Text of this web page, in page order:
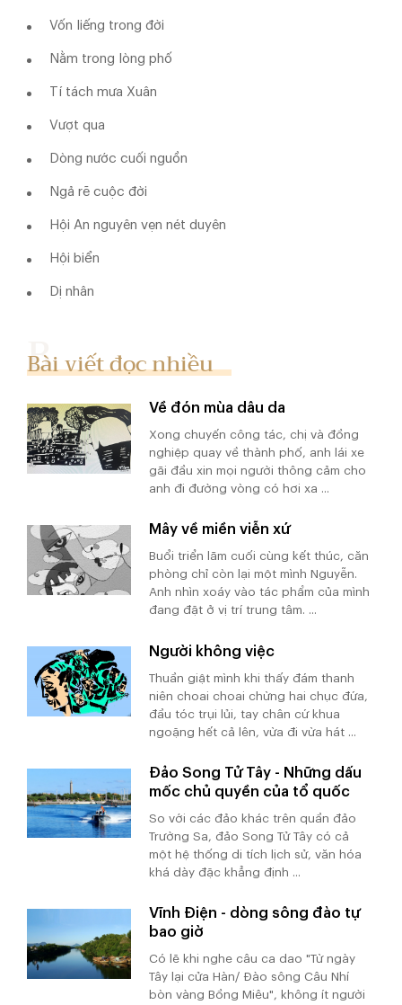
Vốn liếng trong đời
Nằm trong lòng phố
Tí tách mưa Xuân
Vượt qua
Dòng nước cuối nguồn
Ngả rẽ cuộc đời
Hội An nguyên vẹn nét duyên
Hội biển
Dị nhân
Bài viết đọc nhiều
Về đón mùa dâu da
Xong chuyến công tác, chị và đồng
nghiệp quay về thành phố, anh lái xe
gãi đầu xin mọi người thông cảm cho
anh đi đường vòng có hơi xa ...
Mây về miền viễn xứ
Buổi triển lãm cuối cùng kết thúc, căn
phòng chỉ còn lại một mình Nguyễn.
Anh nhìn xoáy vào tác phẩm của mình
đang đặt ở vị trí trung tâm. ...
Người không việc
Thuần giật mình khi thấy đám thanh
niên choai choai chừng hai chục đứa,
đầu tóc trụi lủi, tay chân cứ khua
ngoặng hết cả lên, vừa đi vừa hát ...
Đảo Song Tử Tây - Những dấu
mốc chủ quyền của tổ quốc
So với các đảo khác trên quần đảo
Trường Sa, đảo Song Tử Tây có cả
một hệ thống di tích lịch sử, văn hóa
khá dày đặc khẳng định ...
Vĩnh Điện - dòng sông đào tự
bao giờ
Có lẽ khi nghe câu ca dao "Từ ngày
Tây lại cửa Hàn/ Đào sông Câu Nhí
bòn vàng Bồng Miêu", không ít người